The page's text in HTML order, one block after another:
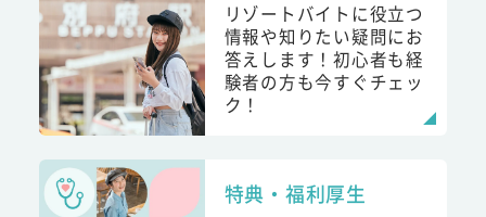
リゾートバイトに役立つ
情報や知りたい疑問にお
答えします！初心者も経
験者の方も今すぐチェッ
ク！
特典・福利厚生